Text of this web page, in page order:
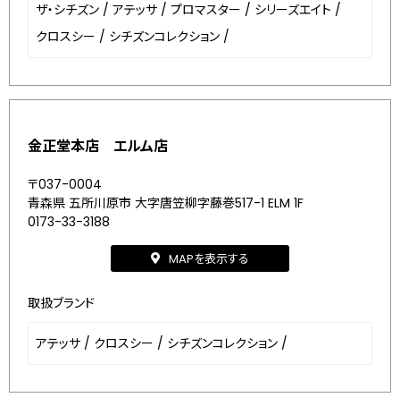
ザ・シチズン / アテッサ / プロマスター / シリーズエイト /
クロスシー / シチズンコレクション /
金正堂本店 エルム店
〒037-0004
青森県 五所川原市 大字唐笠柳字藤巻517-1 ELM 1F
0173-33-3188
MAPを表示する
取扱ブランド
アテッサ / クロスシー / シチズンコレクション /